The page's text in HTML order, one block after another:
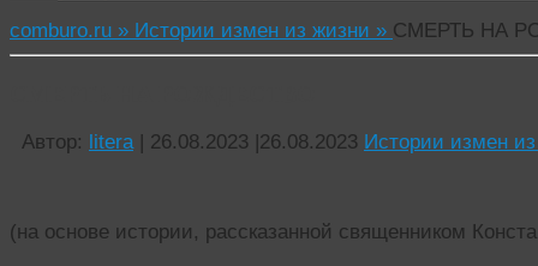
comburo.ru » Истории измен из жизни » СМЕРТЬ НА
Автор: litera | 26.08.2023 |26.08.2023 Истории измен
(на основе истории, рассказанной священником